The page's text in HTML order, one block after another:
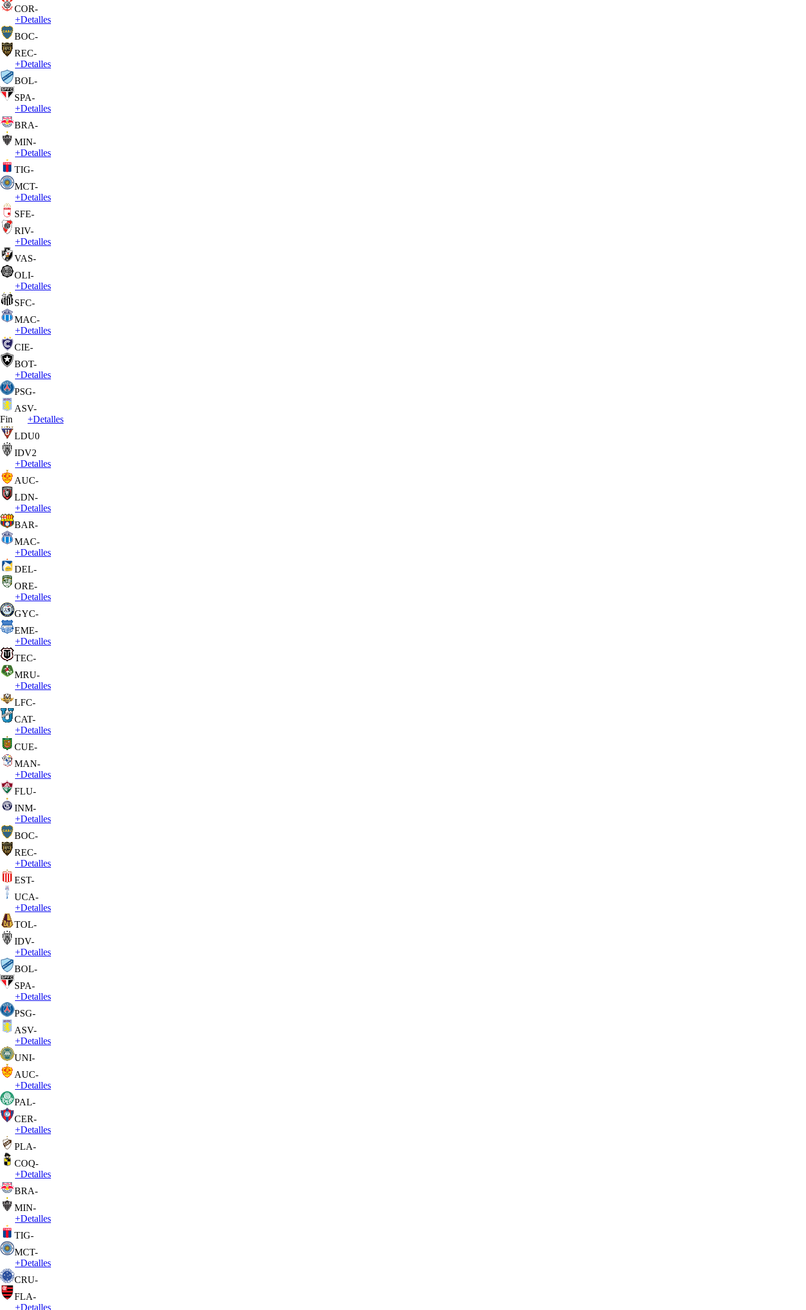
COR-
+Detalles
BOC-
REC-
+Detalles
BOL-
SPA-
+Detalles
BRA-
MIN-
+Detalles
TIG-
MCT-
+Detalles
SFE-
RIV-
+Detalles
VAS-
OLI-
+Detalles
SFC-
MAC-
+Detalles
CIE-
BOT-
+Detalles
PSG-
ASV-
Fin
+Detalles
LDU0
IDV2
+Detalles
AUC-
LDN-
+Detalles
BAR-
MAC-
+Detalles
DEL-
ORE-
+Detalles
GYC-
EME-
+Detalles
TEC-
MRU-
+Detalles
LFC-
CAT-
+Detalles
CUE-
MAN-
+Detalles
FLU-
INM-
+Detalles
BOC-
REC-
+Detalles
EST-
UCA-
+Detalles
TOL-
IDV-
+Detalles
BOL-
SPA-
+Detalles
PSG-
ASV-
+Detalles
UNI-
AUC-
+Detalles
PAL-
CER-
+Detalles
PLA-
COQ-
+Detalles
BRA-
MIN-
+Detalles
TIG-
MCT-
+Detalles
CRU-
FLA-
+Detalles